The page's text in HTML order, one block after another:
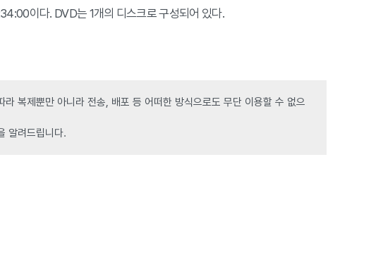
이다. DVD는 1개의 디스크로 구성되어 있다.
복제뿐만 아니라 전송, 배포 등 어떠한 방식으로도 무단 이용할 수 없으
알려드립니다.